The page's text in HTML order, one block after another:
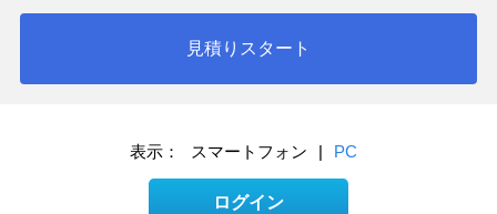
見積りスタート
表示： スマートフォン | PC
ログイン